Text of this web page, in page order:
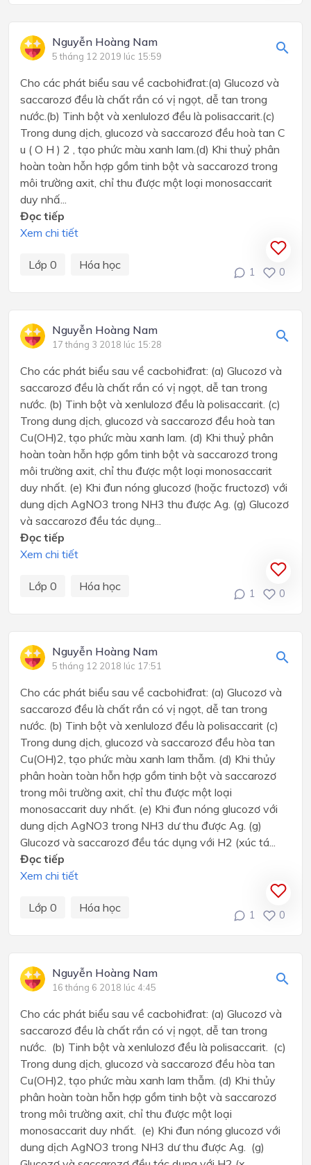
Nguyễn Hoàng Nam
5 tháng 12 2019 lúc 15:59
Cho các phát biểu sau về cacbohiđrat:(a) Glucozơ và
saccarozơ đều là chất rắn có vị ngọt, dễ tan trong
nước.(b) Tinh bột và xenlulozơ đều là polisaccarit.(c)
Trong dung dịch, glucozơ và saccarozơ đều hoà tan C
u ( O H ) 2 , tạo phức màu xanh lam.(d) Khi thuỷ phân
hoàn toàn hỗn hợp gồm tinh bột và saccarozơ trong
môi trường axit, chỉ thu được một loại monosaccarit
duy nhấ...
Đọc tiếp
Xem chi tiết
Lớp 0 Hóa học
1 0
Nguyễn Hoàng Nam
17 tháng 3 2018 lúc 15:28
Cho các phát biểu sau về cacbohiđrat: (a) Glucozơ và
saccarozơ đều là chất rắn có vị ngọt, dễ tan trong
nước. (b) Tinh bột và xenlulozơ đều là polisaccarit. (c)
Trong dung dịch, glucozơ và saccarozơ đều hoà tan
Cu(OH)2, tạo phức màu xanh lam. (d) Khi thuỷ phân
hoàn toàn hỗn hợp gồm tinh bột và saccarozơ trong
môi trường axit, chỉ thu được một loại monosaccarit
duy nhất. (e) Khi đun nóng glucozơ (hoặc fructozơ) với
dung dịch AgNO3 trong NH3 thu được Ag. (g) Glucozơ
và saccarozơ đều tác dụng...
Đọc tiếp
Xem chi tiết
Lớp 0 Hóa học
1 0
Nguyễn Hoàng Nam
5 tháng 12 2018 lúc 17:51
Cho các phát biểu sau về cacbohiđrat: (a) Glucozơ và
saccarozơ đều là chất rắn có vị ngọt, dễ tan trong
nước. (b) Tinh bột và xenlulozơ đều là polisaccarit (c)
Trong dung dịch, glucozơ và saccarozơ đều hòa tan
Cu(OH)2, tạo phức màu xanh lam thẫm. (d) Khi thủy
phân hoàn toàn hỗn hợp gồm tinh bột và saccarozơ
trong môi trường axit, chỉ thu được một loại
monosaccarit duy nhất. (e) Khi đun nóng glucozơ với
dung dịch AgNO3 trong NH3 dư thu được Ag. (g)
Glucozơ và saccarozơ đều tác dụng với H2 (xúc tá...
Đọc tiếp
Xem chi tiết
Lớp 0 Hóa học
1 0
Nguyễn Hoàng Nam
16 tháng 6 2018 lúc 4:45
Cho các phát biểu sau về cacbohiđrat: (a) Glucozơ và
saccarozơ đều là chất rắn có vị ngọt, dễ tan trong
nước. (b) Tinh bột và xenlulozơ đều là polisaccarit. (c)
Trong dung dịch, glucozơ và saccarozơ đều hòa tan
Cu(OH)2, tạo phức màu xanh lam thẫm. (d) Khi thủy
phân hoàn toàn hỗn hợp gồm tinh bột và saccarozơ
trong môi trường axit, chỉ thu được một loại
monosaccarit duy nhất. (e) Khi đun nóng glucozơ với
dung dịch AgNO3 trong NH3 dư thu được Ag. (g)